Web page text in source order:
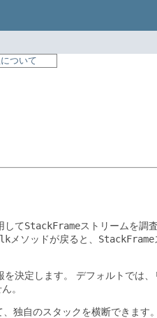
ついて
してStackFrameストリームを調
メソッドが戻ると、 StackFrame
決定します。
デフォルトでは
。
独自のスタックを横断できます。